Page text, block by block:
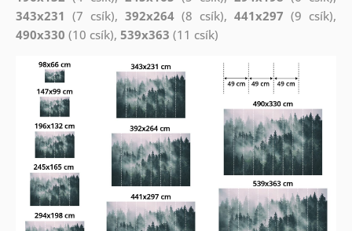
343x231 (7 csík), 392x264 (8 csík),441x297 (9 csík),
490x330 (10 csík), 539x363 (11 csík)